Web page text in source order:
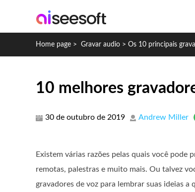
Home page > Gravar audio > Os 10 principais
10 melhores
30 de outubro de 2019 Andrew Miller
Existem várias razões pelas quais você
remotas, palestras e muito mais. Ou talvez
gravadores de voz para lembrar suas ideias a